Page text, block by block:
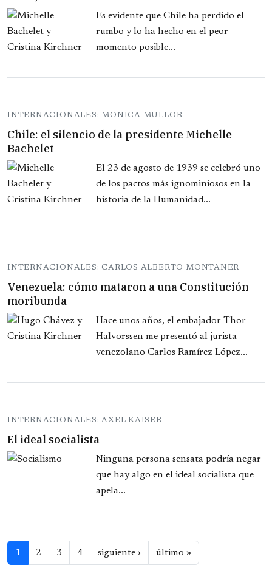
Es evidente que Chile ha perdido el
rumbo y lo ha hecho en el peor
momento posible...
INTERNACIONALES: MONICA MULLOR
Chile: el silencio de la presidente Michelle
Bachelet
El 23 de agosto de 1939 se celebró uno
de los pactos más ignominiosos en la
historia de la Humanidad...
INTERNACIONALES: CARLOS ALBERTO MONTANER
Venezuela: cómo mataron a una Constitución
moribunda
Hace unos años, el embajador Thor
Halvorssen me presentó al jurista
venezolano Carlos Ramírez López...
INTERNACIONALES: AXEL KAISER
El ideal socialista
Ninguna persona sensata podría negar
que hay algo en el ideal socialista que
apela...
Paginación
1 2 3 4 siguiente ›Siguiente página
último »Última página